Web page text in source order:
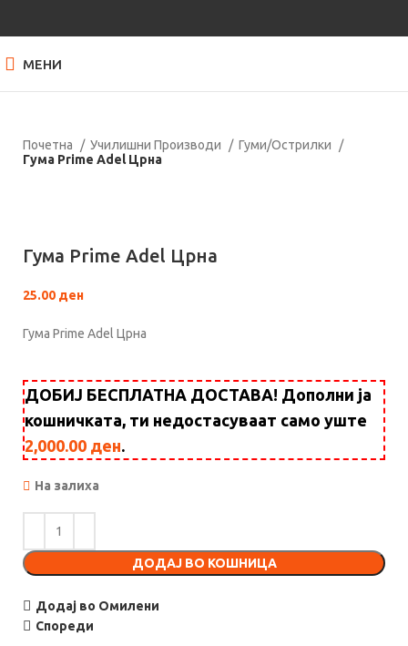
МЕНИ
Почетна Училишни Производи
Гуми/Острилки
Гума Prime Adel Црна
Гума Prime Adel Црна
25.00 ден
Гума Prime Adel Црна
ДОБИЈ БЕСПЛАТНА ДОСТАВА! Дополни ја
кошничката, ти недостасуваат само уште
2,000.00 ден.
На залиха
ДОДАЈ ВО КОШНИЦА
Додај во Омилени
Спореди